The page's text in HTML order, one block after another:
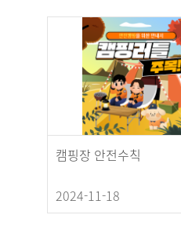
캠핑장 안전수칙
2024-11-18